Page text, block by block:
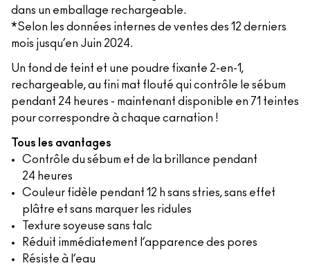
dans un emballage rechargeable.
*Selon les données internes de ventes des 12 derniers
mois jusqu’en Juin 2024.
Un fond de teint et une poudre fixante 2-en-1,
rechargeable, au fini mat flouté qui contrôle le sébum
pendant 24 heures - maintenant disponible en 71 teintes
pour correspondre à chaque carnation !
Tous les avantages
Contrôle du sébum et de la brillance pendant
24 heures
Couleur fidèle pendant 12 h sans stries, sans effet
plâtre et sans marquer les ridules
Texture soyeuse sans talc
Réduit immédiatement l’apparence des pores
Résiste à l’eau